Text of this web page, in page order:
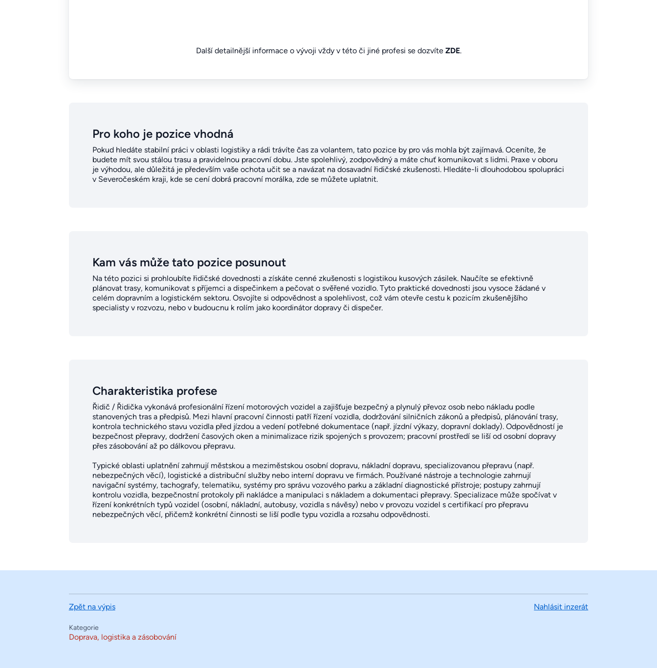
Další detailnější informace o vývoji vždy v této či jiné profesi se dozvíte ZDE.
Pro koho je pozice vhodná
Pokud hledáte stabilní práci v oblasti logistiky a rádi trávíte čas za volantem, tato pozice by pro vás mohla být zajímavá. Oceníte, že
budete mít svou stálou trasu a pravidelnou pracovní dobu. Jste spolehlivý, zodpovědný a máte chuť komunikovat s lidmi. Praxe v oboru
je výhodou, ale důležitá je především vaše ochota učit se a navázat na dosavadní řidičské zkušenosti. Hledáte-li dlouhodobou spolupráci
v Severočeském kraji, kde se cení dobrá pracovní morálka, zde se můžete uplatnit.
Kam vás může tato pozice posunout
Na této pozici si prohloubíte řidičské dovednosti a získáte cenné zkušenosti s logistikou kusových zásilek. Naučíte se efektivně
plánovat trasy, komunikovat s příjemci a dispečinkem a pečovat o svěřené vozidlo. Tyto praktické dovednosti jsou vysoce žádané v
celém dopravním a logistickém sektoru. Osvojíte si odpovědnost a spolehlivost, což vám otevře cestu k pozicím zkušenějšího
specialisty v rozvozu, nebo v budoucnu k rolím jako koordinátor dopravy či dispečer.
Charakteristika profese
Řidič / Řidička vykonává profesionální řízení motorových vozidel a zajišťuje bezpečný a plynulý převoz osob nebo nákladu podle
stanovených tras a předpisů. Mezi hlavní pracovní činnosti patří řízení vozidla, dodržování silničních zákonů a předpisů, plánování trasy,
kontrola technického stavu vozidla před jízdou a vedení potřebné dokumentace (např. jízdní výkazy, dopravní doklady). Odpovědností je
bezpečnost přepravy, dodržení časových oken a minimalizace rizik spojených s provozem; pracovní prostředí se liší od osobní dopravy
přes zásobování až po dálkovou přepravu.
Typické oblasti uplatnění zahrnují městskou a meziměstskou osobní dopravu, nákladní dopravu, specializovanou přepravu (např.
nebezpečných věcí), logistické a distribuční služby nebo interní dopravu ve firmách. Používané nástroje a technologie zahrnují
navigační systémy, tachografy, telematiku, systémy pro správu vozového parku a základní diagnostické přístroje; postupy zahrnují
kontrolu vozidla, bezpečnostní protokoly při nakládce a manipulaci s nákladem a dokumentaci přepravy. Specializace může spočívat v
řízení konkrétních typů vozidel (osobní, nákladní, autobusy, vozidla s návěsy) nebo v provozu vozidel s certifikací pro přepravu
nebezpečných věcí, přičemž konkrétní činnosti se liší podle typu vozidla a rozsahu odpovědnosti.
Zpět na výpis Nahlásit inzerát
Kategorie
Doprava, logistika a zásobování